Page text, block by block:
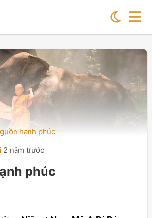
hạnh phúc
2 năm trước
phúc